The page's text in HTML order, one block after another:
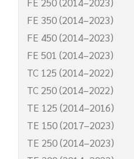
FE 350 (2014–2023)
FE 450 (2014–2023)
FE 501 (2014–2023)
TC 125 (2014–2022)
TC 250 (2014–2022)
TE 125 (2014–2016)
TE 150 (2017–2023)
TE 250 (2014–2023)